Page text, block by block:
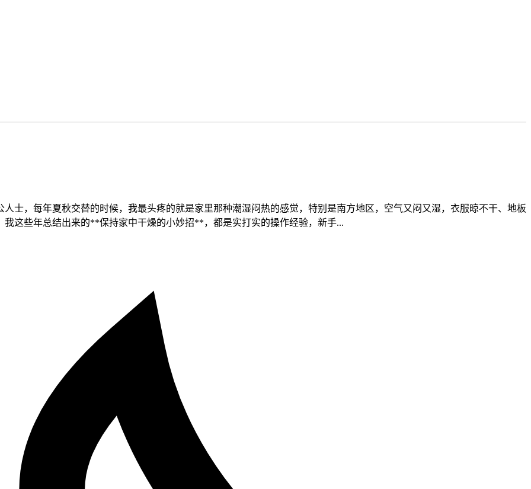
士，每年夏秋交替的时候，我最头疼的就是家里那种潮湿闷热的感觉，特别是南方地区，空气又闷又湿，衣服晾不干、地板
这些年总结出来的**保持家中干燥的小妙招**，都是实打实的操作经验，新手...